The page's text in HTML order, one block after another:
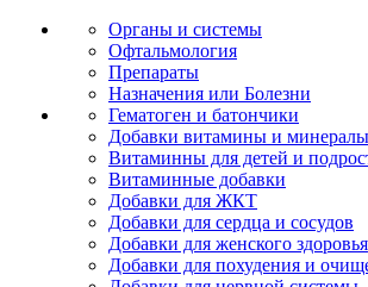
Органы и системы
Офтальмология
Препараты
Назначения или Болезни
Гематоген и батончики
Добавки витамины и минералы
Витаминны для детей и
Витаминные добавки
Добавки для ЖКТ
Добавки для сердца и сосудов
Добавки для женского здоровья
Добавки для похудения и